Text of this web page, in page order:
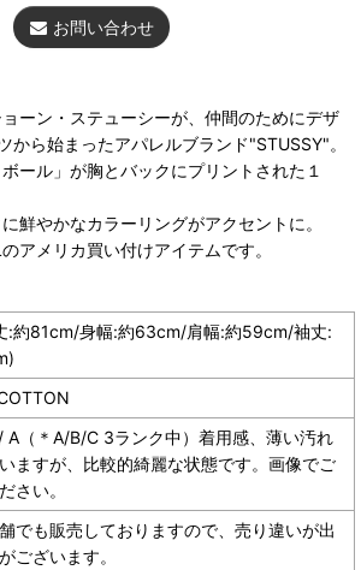
お問い合わせ
ーン・ステューシーが、仲間のためにデザ
から始まったアパレルブランド"STUSSY"。
ール」が胸とバックにプリントされた１
鮮やかなカラーリングがアクセントに。
アメリカ買い付けアイテムです。
:約81cm/身幅:約63cm/肩幅:約59cm/袖丈:
A（＊A/B/C 3ランク中）着用感、薄い汚れ
ますが、比較的綺麗な状態です。画像でご
さい。
でも販売しておりますので、売り違いが出
ございます。